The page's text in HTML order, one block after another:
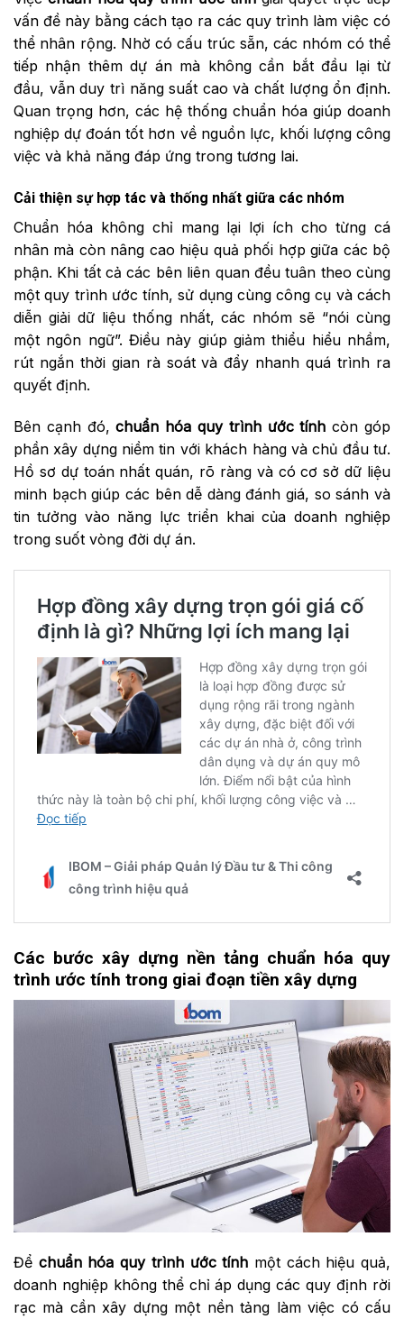
vấn đề này bằng cách tạo ra các quy trình làm việc có
thể nhân rộng. Nhờ có cấu trúc sẵn, các nhóm có thể
tiếp nhận thêm dự án mà không cần bắt đầu lại từ
đầu, vẫn duy trì năng suất cao và chất lượng ổn định.
Quan trọng hơn, các hệ thống chuẩn hóa giúp doanh
nghiệp dự đoán tốt hơn về nguồn lực, khối lượng công
việc và khả năng đáp ứng trong tương lai.
Cải thiện sự hợp tác và thống nhất giữa các nhóm
Chuẩn hóa không chỉ mang lại lợi ích cho từng cá
nhân mà còn nâng cao hiệu quả phối hợp giữa các bộ
phận. Khi tất cả các bên liên quan đều tuân theo cùng
một quy trình ước tính, sử dụng cùng công cụ và cách
diễn giải dữ liệu thống nhất, các nhóm sẽ “nói cùng
một ngôn ngữ”. Điều này giúp giảm thiểu hiểu nhầm,
rút ngắn thời gian rà soát và đẩy nhanh quá trình ra
quyết định.
Bên cạnh đó,chuẩn hóa quy trình ước tính còn góp
phần xây dựng niềm tin với khách hàng và chủ đầu tư.
Hồ sơ dự toán nhất quán, rõ ràng và có cơ sở dữ liệu
minh bạch giúp các bên dễ dàng đánh giá, so sánh và
tin tưởng vào năng lực triển khai của doanh nghiệp
trong suốt vòng đời dự án.
Các bước xây dựng nền tảng chuẩn hóa quy
trình ước tính trong giai đoạn tiền xây dựng
Để chuẩn hóa quy trình ước tính một cách hiệu quả,
doanh nghiệp không thể chỉ áp dụng các quy định rời
rạc mà cần xây dựng một nền tảng làm việc có cấu